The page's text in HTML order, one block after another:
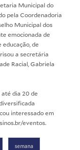
Municipal do
pela Coordenadoria
Municipal dos
emocionada de
de
a secretária
Racial, Gabriela
dia 20 de
interessado em
eventos.
semana